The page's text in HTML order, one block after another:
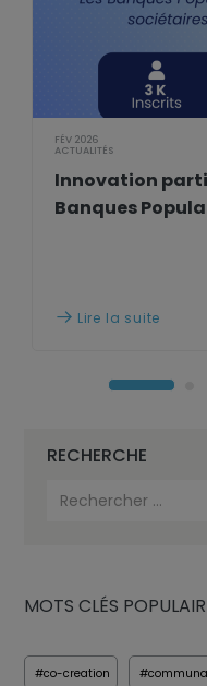
FÉV 2026
ACTUALITÉS
Innovation
Banques
 Lire la suite
RECHERCHE
MOTS CLÉS
#co-creation